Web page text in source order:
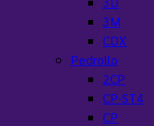
3M
CDX
Pedrollo
2CP
CP-ST4
CP